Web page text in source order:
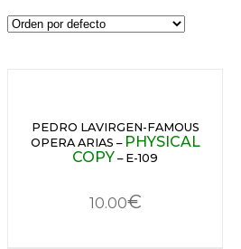
PEDRO LAVIRGEN-FAMOUS
OPERA ARIAS – PHYSICAL
COPY – E-109
10.00€